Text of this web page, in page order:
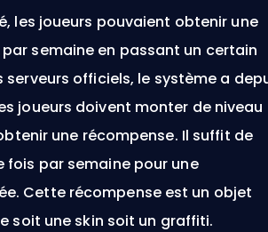
les joueurs pouvaient obtenir une
semaine en passant un certain
serveurs officiels, le système a
joueurs doivent monter de niveau
une récompense. Il suffit de
fois par semaine pour une
Cette récompense est un objet
soit une skin soit un graffiti.